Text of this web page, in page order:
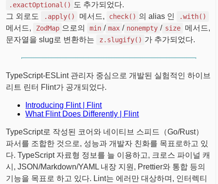
.exactOptional()
도 추가되었다.
그 외로도
.apply() 메서드, check() 의 alias 인 .with()
메서드, ZodMap 으로의 min / max / nonempty / size
메서드,
문자열을 slug로 변환하는
z.slugify() 가 추가되었다.
TypeScript-ESLint 관리자 중심으로 개발된 실험적인 하이브
리트 린터 Flint가 공개되었다.
Introducing Flint | Flint
What Flint Does Differently | Flint
TypeScript로 작성된 코어와 네이티브 스피드（Go/Rust）
파서를 조합한 것으로, 성능과 개발자 친화를 목표로하고 있
다. TypeScript 자료형 정보를 늘 이용하고, 크로스 파이널 캐
시, JSON/Markdown/YAML 내장 지원, Prettier와 통합 등의
기능을 목표로 하고 있다. Lint는 에러만 대상하며, 인터렉티